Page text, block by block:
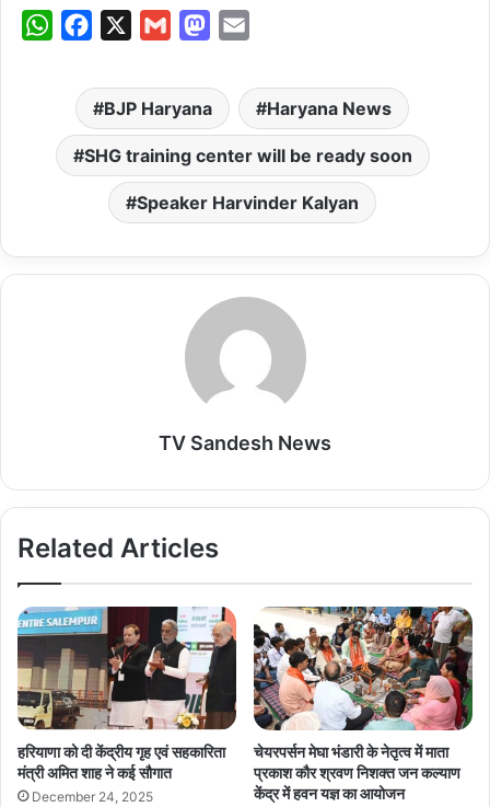
W
s
A
c
e
b
o
a
i
l
M
s
t
o
d
o
a
l
BJP Haryana Haryana News
SHG training center will be ready soon
Speaker Harvinder Kalyan
TV Sandesh News
Related Articles
हरियाणा को दी केंद्रीय गृह एवं सहकारिता
मंत्री अमित शाह ने कई सौगात
December 24, 2025
चेयरपर्सन मेघा भंडारी के नेतृत्व में माता
प्रकाश कौर श्रवण निशक्त जन कल्याण
केंद्र में हवन यज्ञ का आयोजन